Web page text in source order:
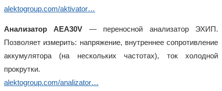
alektogroup.com/aktivator…
Анализатор АЕА30V — переносной анализатор ЭХИП.
Позволяет измерить: напряжение, внутреннее сопротивление
аккумулятора (на нескольких частотах), ток холодной
прокрутки.
alektogroup.com/analizator…